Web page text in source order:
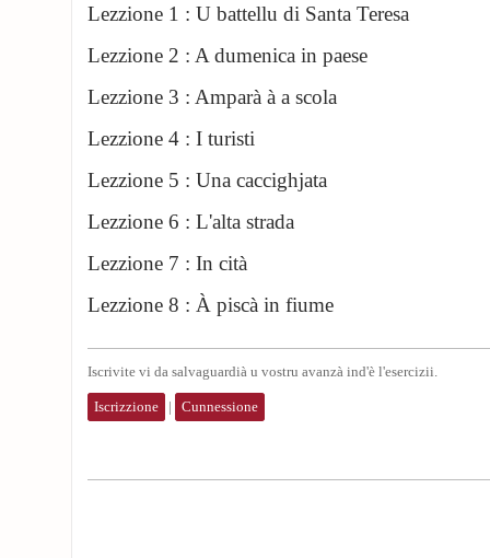
Lezzione 1 : U battellu di Santa Teresa
Lezzione 2 : A dumenica in paese
Lezzione 3 : Amparà à a scola
Lezzione 4 : I turisti
Lezzione 5 : Una caccighjata
Lezzione 6 : L'alta strada
Lezzione 7 : In cità
Lezzione 8 : À piscà in fiume
Iscrivite vi da salvaguardià u vostru avanzà ind'è l'esercizii.
Iscrizzione | Cunnessione